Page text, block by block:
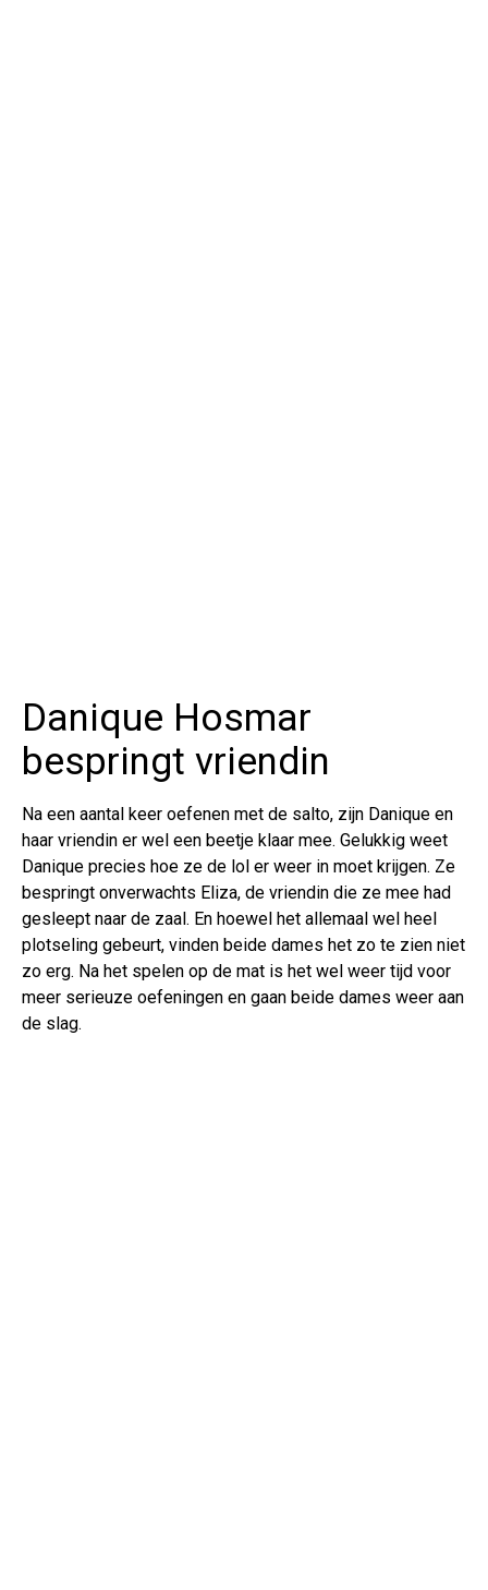
Danique Hosmar
bespringt vriendin
Na een aantal keer oefenen met de salto, zijn Danique en
haar vriendin er wel een beetje klaar mee. Gelukkig weet
Danique precies hoe ze de lol er weer in moet krijgen. Ze
bespringt onverwachts Eliza, de vriendin die ze mee had
gesleept naar de zaal. En hoewel het allemaal wel heel
plotseling gebeurt, vinden beide dames het zo te zien niet
zo erg. Na het spelen op de mat is het wel weer tijd voor
meer serieuze oefeningen en gaan beide dames weer aan
de slag.